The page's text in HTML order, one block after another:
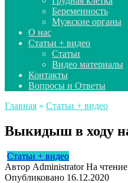
Беременность
Мужские органы
О нас
Статьи + видео
Статьи
Видео материалы
Контакты
Вопросы и Ответы
Главная » Статьи + видео
Выкидыш в ходу
Статьи + видео
Автор Administrator На чтение
Опубликовано 16.12.2020